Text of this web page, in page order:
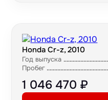
Honda Cr-z, 2010
Год выпуска
Пробег
1 046 470 ₽